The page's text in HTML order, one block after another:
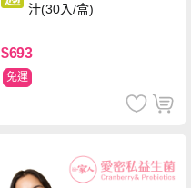
汁(30入/盒)
$693
免運